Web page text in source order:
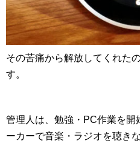
その苦痛から解放してくれた
す。
管理人は、勉強・PC作業を
ーカーで音楽・ラジオを聴き